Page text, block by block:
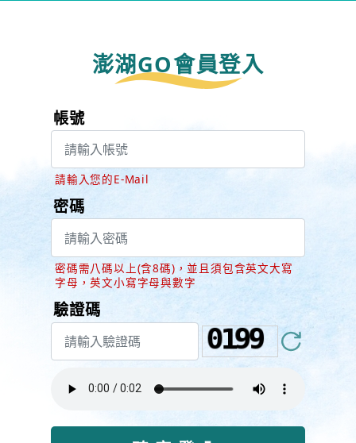
澎湖GO會員登入
帳號
請輸入您的E-Mail
密碼
密碼需八碼以上(含8碼)，並且須包含英文大寫
字母，英文小寫字母與數字
驗證碼